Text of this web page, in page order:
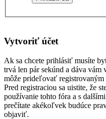
Vytvoriť účet
Ak sa chcete prihlásiť musíte
trvá len pár sekúnd a dáva vám
môže prideľovať
Pred registraciou sa uistite, že
používanie tohto fóra a s
prečítate akékoľvek budúce
objaviť.